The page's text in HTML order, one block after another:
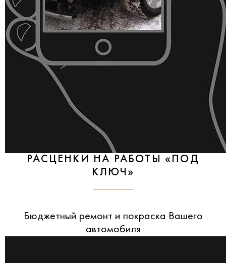
РАСЦЕНКИ НА РАБОТЫ «ПОД
КЛЮЧ»
Бюджетный ремонт и покраска Вашего
автомобиля